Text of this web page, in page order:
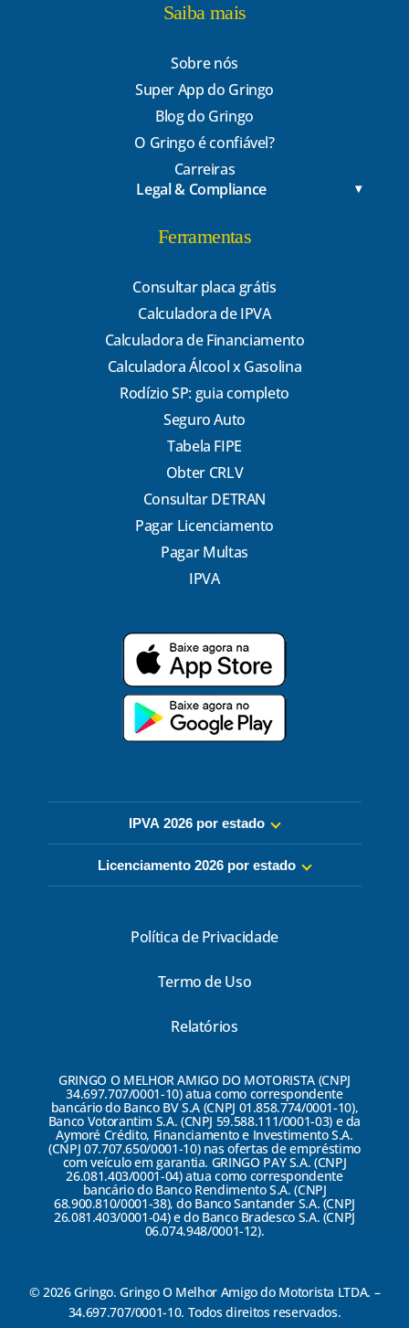
Saiba mais
Sobre nós
Super App do Gringo
Blog do Gringo
O Gringo é confiável?
Carreiras
Legal & Compliance
Ferramentas
Consultar placa grátis
Calculadora de IPVA
Calculadora de Financiamento
Calculadora Álcool x Gasolina
Rodízio SP: guia completo
Seguro Auto
Tabela FIPE
Obter CRLV
Consultar DETRAN
Pagar Licenciamento
Pagar Multas
IPVA
IPVA 2026 por estado
Licenciamento 2026 por estado
Política de Privacidade
Termo de Uso
Relatórios
GRINGO O MELHOR AMIGO DO MOTORISTA (CNPJ
34.697.707/0001-10) atua como correspondente
bancário do Banco BV S.A (CNPJ 01.858.774/0001-10),
Banco Votorantim S.A. (CNPJ 59.588.111/0001-03) e da
Aymoré Crédito, Financiamento e Investimento S.A.
(CNPJ 07.707.650/0001-10) nas ofertas de empréstimo
com veículo em garantia. GRINGO PAY S.A. (CNPJ
26.081.403/0001-04) atua como correspondente
bancário do Banco Rendimento S.A. (CNPJ
68.900.810/0001-38), do Banco Santander S.A. (CNPJ
26.081.403/0001-04) e do Banco Bradesco S.A. (CNPJ
06.074.948/0001-12).
© 2026 Gringo. Gringo O Melhor Amigo do Motorista LTDA. –
34.697.707/0001-10. Todos direitos reservados.